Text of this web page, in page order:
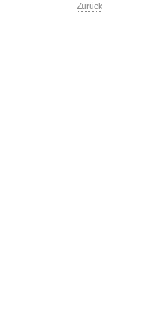
Zurück